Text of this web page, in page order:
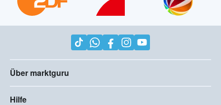
Über marktguru
Hilfe